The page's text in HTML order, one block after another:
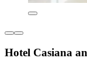
Hotel Casiana